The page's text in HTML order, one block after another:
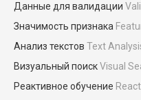
Данные для валидации
Значимость признака
Анализ текстов Text
Визуальный поискVisual
Реактивное обучение